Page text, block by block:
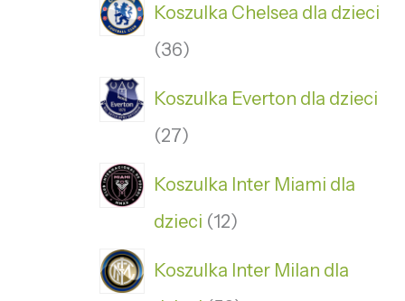
Koszulka Chelsea dla dzieci
36
Koszulka Everton dla dzieci
27
Koszulka Inter Miami dla
dzieci 12
Koszulka Inter Milan dla